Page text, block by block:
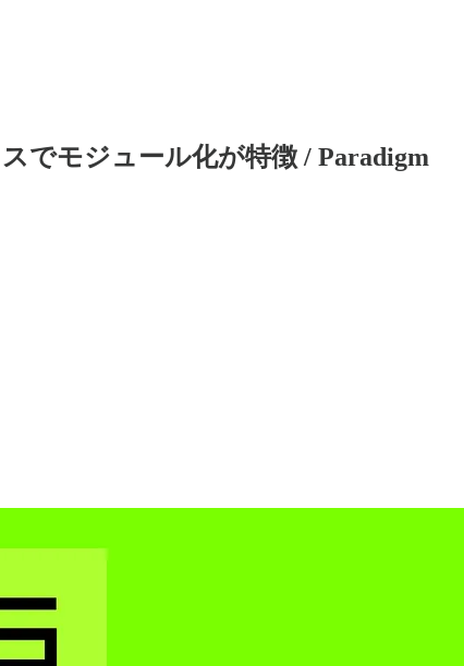
でモジュール化が特徴 / Paradigm